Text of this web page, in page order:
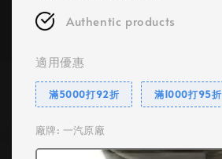
Authentic products
適用優惠
滿5000打92折 滿1000打95折
廠牌: 一汽原廠